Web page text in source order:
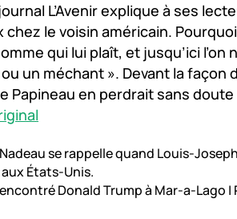
L’Avenir explique à ses
chez le voisin américain.
qui lui plaît, et jusqu’ici l’on
un méchant ». Devant la
Papineau en perdrait sans
se rappelle quand Louis-
États-Unis.
Donald Trump à Mar-a-Lago |